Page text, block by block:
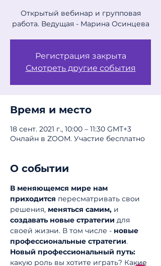
Открытый вебинар и групповая
работа. Ведущая - Марина Осинцева
Регистрация закрыта
Смотреть другие события
Время и место
18 сент. 2021 г., 10:00 – 11:30 GMT+3
Онлайн в ZOOM. Участие бесплатно
О событии
В меняющемся мире нам
приходится пересматривать свои
решения, меняться самим, и
создавать новые стратегии для
своей жизни. В том числе - новые
профессиональные стратегии.
Новый профессиональный путь:
какую роль вы хотите играть? Какие